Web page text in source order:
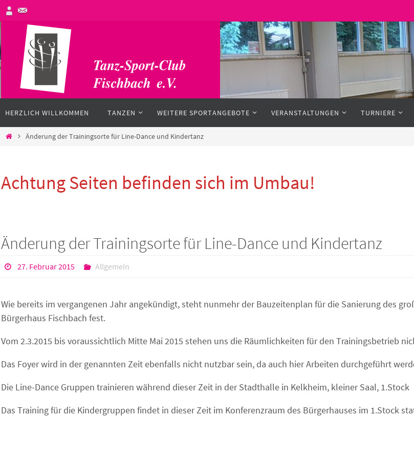
Zum
Inhalt
springen
Inhalt
HERZLICH WILLKOMMEN TANZEN WEITERE SPORTANGEBOTE VERANSTALTUNGEN TURNIERE
StartÄnderung der Trainingsorte für Line-Dance und Kindertanz
Achtung Seiten befinden sich im Umbau!
Änderung der Trainingsorte für Line-Dance und Kindertanz
27. Februar 2015 Allgemein
Wie bereits im vergangenen Jahr angekündigt, steht nunmehr der Bauzeitenplan für die Sanierung des
Bürgerhaus Fischbach fest.
Vom 2.3.2015 bis voraussichtlich Mitte Mai 2015 stehen uns die Räumlichkeiten für den Trainingsbetrieb
Das Foyer wird in der genannten Zeit ebenfalls nicht nutzbar sein, da auch hier Arbeiten durchgeführt
Die Line-Dance Gruppen trainieren während dieser Zeit in der Stadthalle in Kelkheim, kleiner Saal, 1.Stock
Das Training für die Kindergruppen findet in dieser Zeit im Konferenzraum des Bürgerhauses im 1.Stock